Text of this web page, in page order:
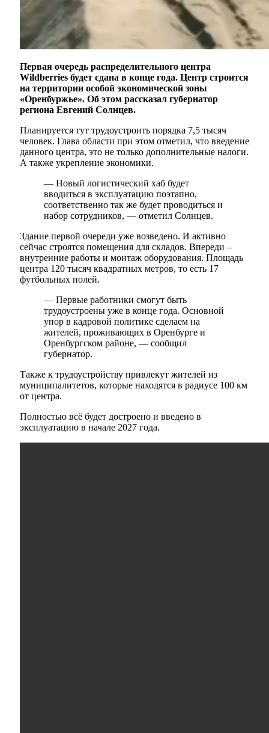
Первая очередь распределительного центра
Wildberries будет сдана в конце года. Центр строится
на территории особой экономической зоны
«Оренбуржье». Об этом рассказал губернатор
региона Евгений Солнцев.
Планируется тут трудоустроить порядка 7,5 тысяч
человек. Глава области при этом отметил, что введение
данного центра, это не только дополнительные налоги.
А также укрепление экономики.
— Новый логистический хаб будет
вводиться в эксплуатацию поэтапно,
соответственно так же будет проводиться и
набор сотрудников, — отметил Солнцев.
Здание первой очереди уже возведено. И активно
сейчас строятся помещения для складов. Впереди –
внутренние работы и монтаж оборудования. Площадь
центра 120 тысяч квадратных метров, то есть 17
футбольных полей.
— Первые работники смогут быть
трудоустроены уже в конце года. Основной
упор в кадровой политике сделаем на
жителей, проживающих в Оренбурге и
Оренбургском районе, — сообщил
губернатор.
Также к трудоустройству привлекут жителей из
муниципалитетов, которые находятся в радиусе 100 км
от центра.
Полностью всё будет достроено и введено в
эксплуатацию в начале 2027 года.